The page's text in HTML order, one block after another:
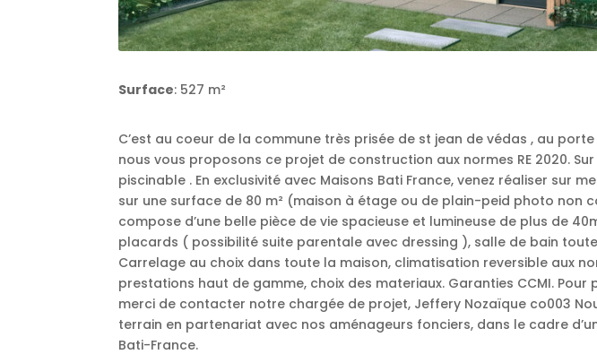
Surface: 527 m²
C’est au coeur de la commune très prisée de st jean de védas , au
nous vous proposons ce projet de construction aux normes RE 2020.
piscinable . En exclusivité avec Maisons Bati France, venez réaliser sur
sur une surface de 80 m² (maison à étage ou de plain-peid photo non
compose d’une belle pièce de vie spacieuse et lumineuse de plus de
placards ( possibilité suite parentale avec dressing ), salle de bain
Carrelage au choix dans toute la maison, climatisation reversible aux
prestations haut de gamme, choix des materiaux. Garanties CCMI. Pour
merci de contacter notre chargée de projet, Jeffery Nozaïque co003
terrain en partenariat avec nos aménageurs fonciers, dans le cadre
Bati-France.